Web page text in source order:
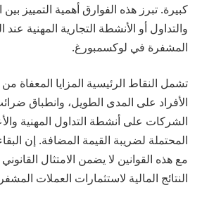
كبيرة. تبرز هذه الفوارق أهمية التمييز
والتداول أو الأنشطة التجارية المهنية
المشفرة في لوكسمبورغ.
تشمل النقاط الرئيسية المزايا المعفاة
الأفراد على المدى الطويل، وانطباق
الشركات على أنشطة التداول المهنية
المحتملة لضريبة القيمة المضافة. إن
مع هذه القوانين لا يضمن الامتثال
النتائج المالية لاستثمارات العملات